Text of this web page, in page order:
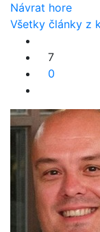
Návrat hore
Všetky články z
7
0